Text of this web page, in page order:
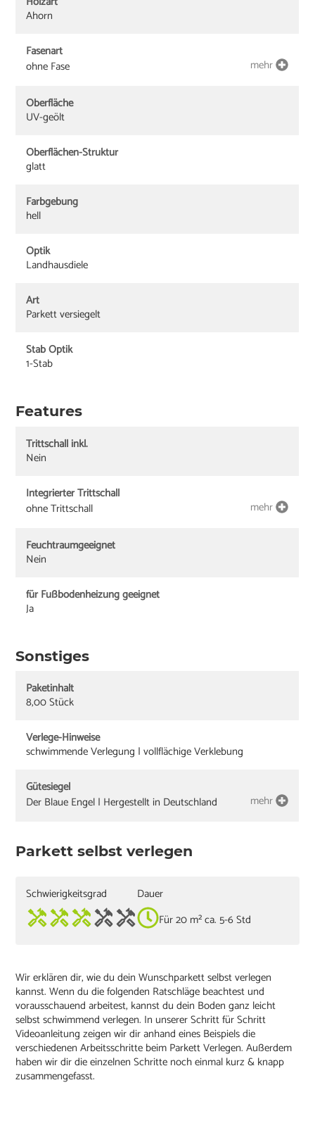
Ahorn
Fasenart
ohne Fase
mehr
Oberfläche
UV-geölt
Oberflächen-Struktur
glatt
Farbgebung
hell
Optik
Landhausdiele
Art
Parkett versiegelt
Stab Optik
1-Stab
Features
Trittschall inkl.
Nein
Integrierter Trittschall
ohne Trittschall
mehr
Feuchtraumgeeignet
Nein
für Fußbodenheizung geeignet
Ja
Sonstiges
Paketinhalt
8,00 Stück
Verlege-Hinweise
schwimmende Verlegung | vollflächige Verklebung
Gütesiegel
Der Blaue Engel | Hergestellt in Deutschland
mehr
Parkett selbst verlegen
Schwierigkeitsgrad
Dauer
Für 20 m² ca. 5-6 Std
Wir erklären dir, wie du dein Wunschparkett selbst verlegen
kannst. Wenn du die folgenden Ratschläge beachtest und
vorausschauend arbeitest, kannst du dein Boden ganz leicht
selbst schwimmend verlegen. In unserer Schritt für Schritt
Videoanleitung zeigen wir dir anhand eines Beispiels die
verschiedenen Arbeitsschritte beim Parkett Verlegen. Außerdem
haben wir dir die einzelnen Schritte noch einmal kurz & knapp
zusammengefasst.